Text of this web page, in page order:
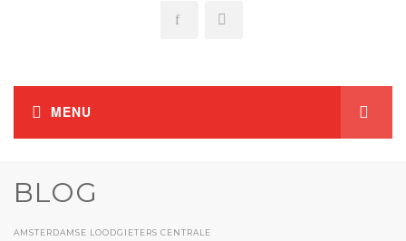
BLOG
AMSTERDAMSE LOODGIETERS CENTRALE